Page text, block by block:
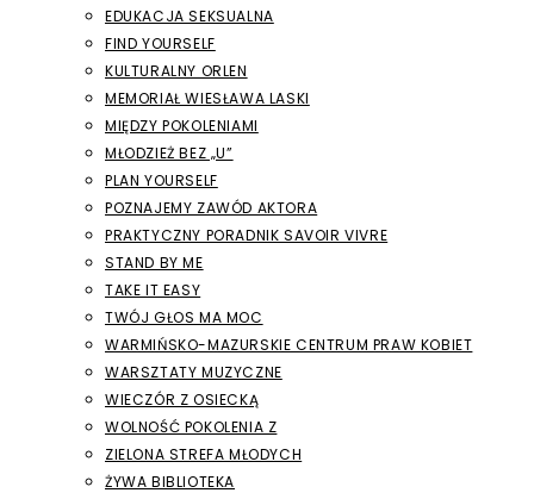
EDUKACJA SEKSUALNA
FIND YOURSELF
KULTURALNY ORLEN
MEMORIAŁ WIESŁAWA LASKI
MIĘDZY POKOLENIAMI
MŁODZIEŻ BEZ „U”
PLAN YOURSELF
POZNAJEMY ZAWÓD AKTORA
PRAKTYCZNY PORADNIK SAVOIR VIVRE
STAND BY ME
TAKE IT EASY
TWÓJ GŁOS MA MOC
WARMIŃSKO-MAZURSKIE CENTRUM PRAW KOBIET
WARSZTATY MUZYCZNE
WIECZÓR Z OSIECKĄ
WOLNOŚĆ POKOLENIA Z
ZIELONA STREFA MŁODYCH
ŻYWA BIBLIOTEKA